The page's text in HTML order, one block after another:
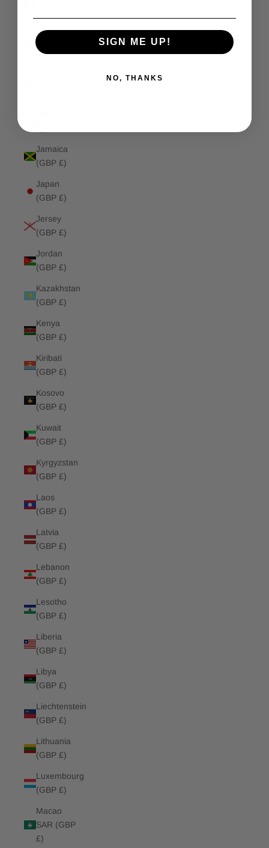
Isle of
Man (GBP
Jamaica
(GBP £)
Japan
(GBP £)
Jersey
(GBP £)
Jordan
(GBP £)
Kazakhstan
(GBP £)
Kenya
(GBP £)
Kiribati
(GBP £)
Kosovo
(GBP £)
Kuwait
(GBP £)
Kyrgyzstan
(GBP £)
Laos
(GBP £)
Latvia
(GBP £)
Lebanon
(GBP £)
Lesotho
(GBP £)
Liberia
(GBP £)
Libya
(GBP £)
Liechtenstein
(GBP £)
Lithuania
(GBP £)
Luxembourg
(GBP £)
Macao
SAR (GBP
£)
SIGN ME UP!
NO, THANKS